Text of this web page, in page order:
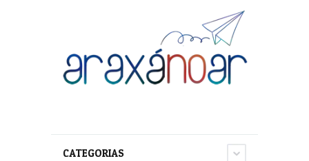
CATEGORIAS